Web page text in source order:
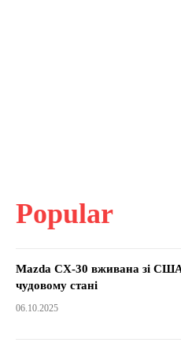
Popular
Mazda CX-30 вживана зі
чудовому стані
06.10.2025